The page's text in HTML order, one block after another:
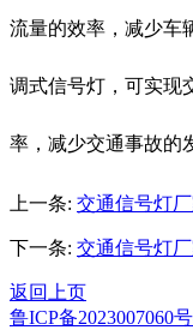
流量的效率，减少车
调式信号灯，可实现
率，减少交通事故的
上一条: 交通信号灯
下一条: 交通信号灯
返回上页
鲁ICP备2023007060